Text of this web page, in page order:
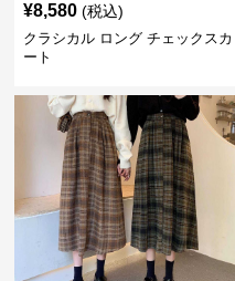
¥8,580 (税込)
クラシカル ロング チェックスカ
ート